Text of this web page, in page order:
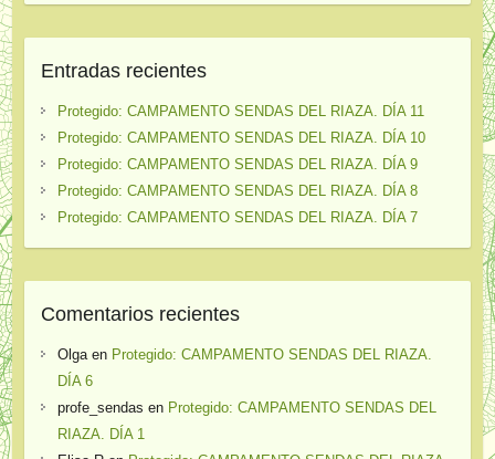
Entradas recientes
Protegido: CAMPAMENTO SENDAS DEL RIAZA. DÍA 11
Protegido: CAMPAMENTO SENDAS DEL RIAZA. DÍA 10
Protegido: CAMPAMENTO SENDAS DEL RIAZA. DÍA 9
Protegido: CAMPAMENTO SENDAS DEL RIAZA. DÍA 8
Protegido: CAMPAMENTO SENDAS DEL RIAZA. DÍA 7
Comentarios recientes
Olgaen Protegido: CAMPAMENTO SENDAS DEL RIAZA.
DÍA 6
profe_sendas en Protegido: CAMPAMENTO SENDAS DEL
RIAZA. DÍA 1